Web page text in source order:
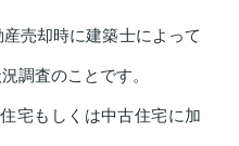
売却時に建築士によって
調査のことです。
宅もしくは中古住宅に加